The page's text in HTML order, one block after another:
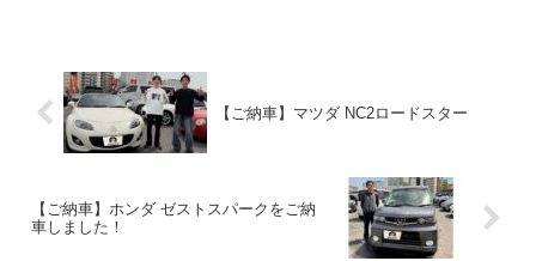
【ご納車】マツダ NC2ロードスター
【ご納車】ホンダ ゼストスパークをご納
車しました！